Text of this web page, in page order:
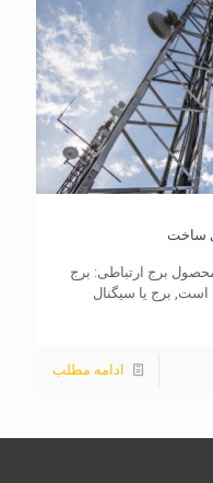
ساخت
برج ارتباطی: برج
است, برج یا سیگنال
ادامه مطلب